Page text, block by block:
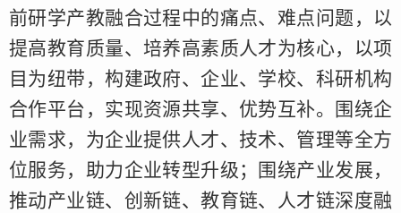
前研学产教融合过程中的痛点、难点问题，以
提高教育质量、培养高素质人才为核心，以项
目为纽带，构建政府、企业、学校、科研机构
合作平台，实现资源共享、优势互补。围绕企
业需求，为企业提供人才、技术、管理等全方
位服务，助力企业转型升级；围绕产业发展，
推动产业链、创新链、教育链、人才链深度融